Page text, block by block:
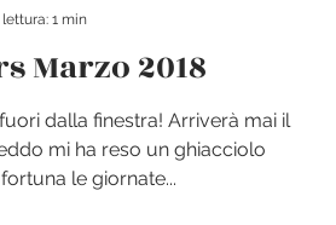
Marzo 2018
dalla finestra! Arriverà mai il
mi ha reso un ghiacciolo
le giornate...
1 min